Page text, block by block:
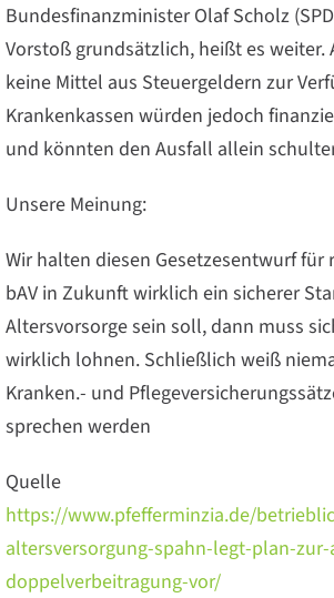
Bundesfinanzminister Olaf Scholz
Vorstoß grundsätzlich, heißt es
keine Mittel aus Steuergeldern zur
Krankenkassen würden jedoch
und könnten den Ausfall allein
Unsere Meinung:
Wir halten diesen Gesetzesentwurf für
bAV in Zukunft wirklich ein sicherer
Altersvorsorge sein soll, dann muss
wirklich lohnen. Schließlich weiß
Kranken.- und
sprechen werden
Quelle
https://www.pfefferminzia.de/
altersversorgung-spahn-legt-plan-
doppelverbeitragung-vor/